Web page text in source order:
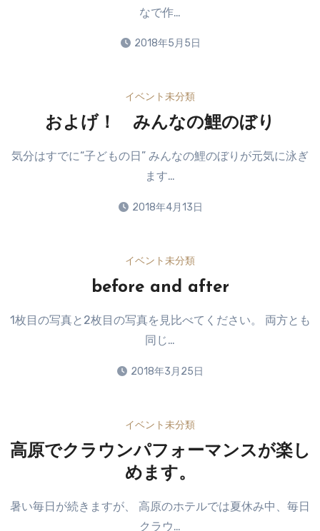
なで作…
2018年5月5日
イベント未分類
およげ！ みんなの鯉のぼり
気分はすでに“子どもの日” みんなの鯉のぼりが元気に泳ぎ
ます…
2018年4月13日
イベント未分類
before and after
1枚目の写真と2枚目の写真を見比べてください。 両方とも
同じ…
2018年3月25日
イベント未分類
高原でクラウンパフォーマンスが楽し
めます。
暑い毎日が続きますが、 高原のホテルでは夏休み中、毎日
クラウ…